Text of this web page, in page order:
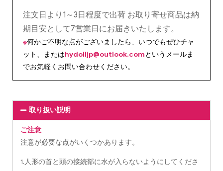
注文日より1～3日程度で出荷 お取り寄せ商品は納
期目安として7営業日にお届きいたします。
※何かご不明な点がございましたら、いつでもぜひチャ
ット、またはhydolljp@outlook.comというメールま
でお気軽くお問い合わせください。
取り扱い説明
ご注意
注意が必要な点がいくつかあります。
1.人形の首と頭の接続部に水が入らないようにしてくださ